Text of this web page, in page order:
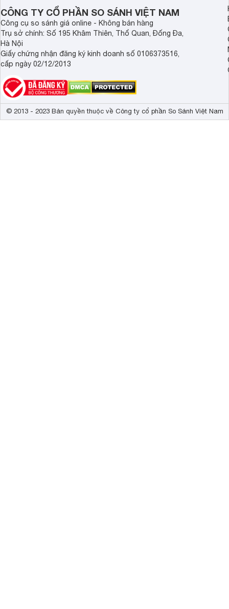
review chi tiết về
này nhé!
CÔNG TY CỔ PHẦN SO SÁNH VIỆT NAM
Công cụ so sánh giá online - Không bán hàng
Trụ sở chính: Số 195 Khâm Thiên, Thổ Quan, Đống Đa,
Hà Nội
Giấy chứng nhận đăng ký kinh doanh số 0106373516,
cấp ngày 02/12/2013
© 2013 - 2023 Bản quyền thuộc về Công ty cổ phần So Sánh Việt Nam